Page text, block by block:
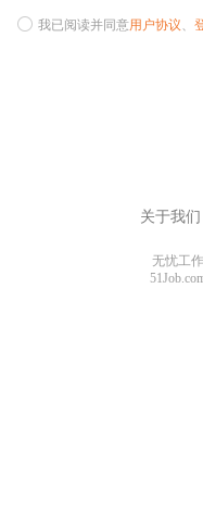
我已阅读并同意用户协议、
关于我们
无忧工